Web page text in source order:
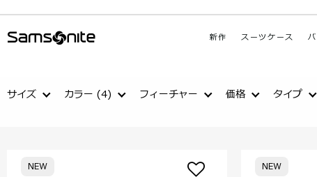
新作 スーツケース
サイズ カラー (4) フィーチャー 価格 タイプ
NEW NEW